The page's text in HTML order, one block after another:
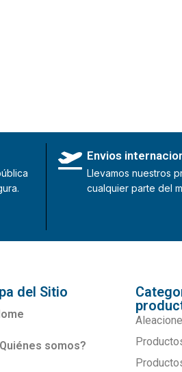
Envios
Llevamos nuestros
cualquier parte del
del Sitio
somos?